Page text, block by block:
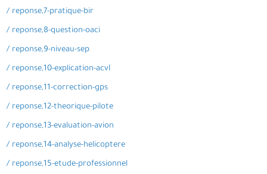
/ reponse,7-pratique-bir
/ reponse,8-question-oaci
/ reponse,9-niveau-sep
/ reponse,10-explication-acvl
/ reponse,11-correction-gps
/ reponse,12-theorique-pilote
/ reponse,13-evaluation-avion
/ reponse,14-analyse-helicoptere
/ reponse,15-etude-professionnel